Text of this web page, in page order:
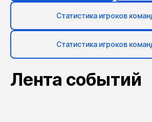
Статистика игроков
Статистика игроков
Лента событий